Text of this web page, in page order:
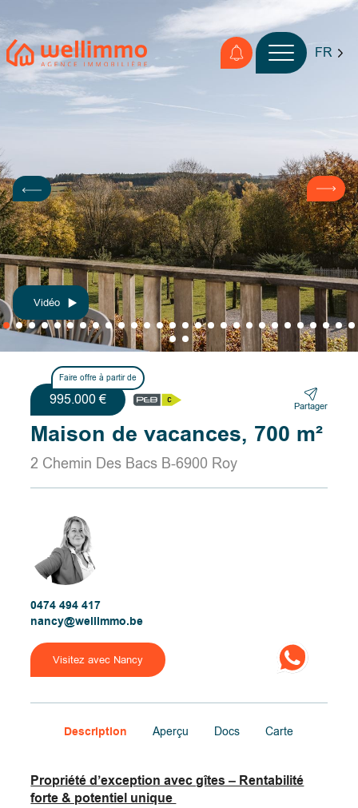
FR
Faire offre à partir de
995.000 € Partager
Maison de vacances, 700 m²
2 Chemin Des Bacs B-6900 Roy
0474 494 417
nancy@wellimmo.be
Visitez avec Nancy
Description Aperçu Docs Carte
Propriété d’exception avec gîtes – Rentabilité
forte & potentiel unique
Vidéo